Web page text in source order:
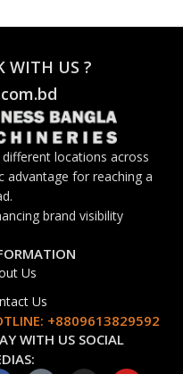
WITH US ?
locations across
advantage for reaching a
brand visibility
Us
Us
+8809613829592
WITH US SOCIAL